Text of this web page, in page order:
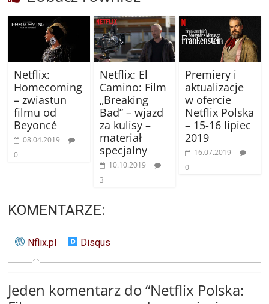
Netflix:
Homecoming
– zwiastun
filmu od
Beyoncé
08.04.2019
0
Netflix: El
Camino: Film
„Breaking
Bad” – wjazd
za kulisy –
materiał
specjalny
10.10.2019
3
Premiery i
aktualizacje
w ofercie
Netflix Polska
– 15-16 lipiec
2019
16.07.2019
0
KOMENTARZE:
Nflix.pl Disqus
Jeden komentarz do “Netflix Polska: